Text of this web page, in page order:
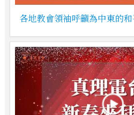
各地教會領袖呼籲為中東的